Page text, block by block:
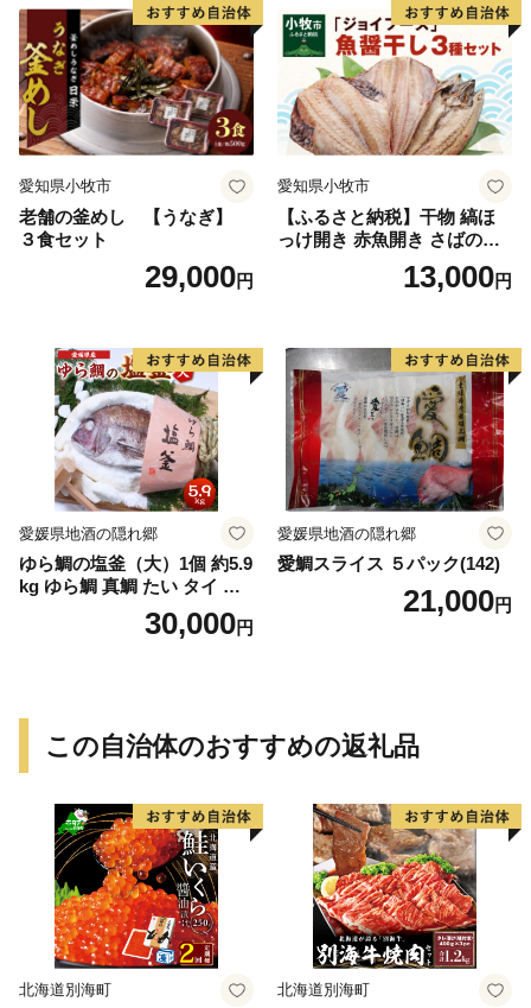
愛知県小牧市
老舗の釜めし 【うなぎ】
３食セット
29,000円
愛知県小牧市
【ふるさと納税】干物 縞ほ
っけ開き 赤魚開き さばの開
き 魚醤干し 3種 セット 詰め
合わせ 魚 おかず 肉厚 おいし
取り寄せグルメ 魚醤 ナンプ
ラー 愛知県 小牧市 冷凍 送料
無料
13,000円
愛媛県地酒の隠れ郷
ゆら鯛の塩釜（大）1個 約5.9
kg ゆら鯛 真鯛 たい タイ 鯛
塩釜焼き 塩釜 魚 魚介類 海鮮
祝い事 お祝い ハレの日 食品
30,000円
愛媛県地酒の隠れ郷
愛鯛スライス ５パック(142)
21,000円
この自治体のおすすめの返礼品
北海道別海町 北海道別海町